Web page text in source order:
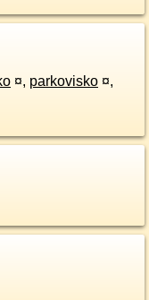
¤, parkovisko ¤,